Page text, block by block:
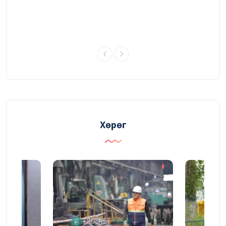
судалгаагаа өргөжүүлж байна
ГАЛАА ИНЖЕНЕР
30/07/2026
Хөрөг